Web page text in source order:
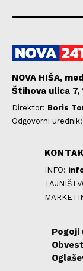
NOVA HIŠA,
Štihova ulica 7,
Direktor: Boris
Odgovorni urednik:
INFO:
Pogoji